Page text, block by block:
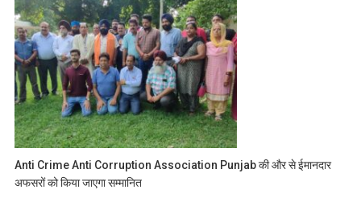
Anti Crime Anti Corruption Association Punjab की और से ईमानदार
अफसरों को किया जाएगा सम्मानित